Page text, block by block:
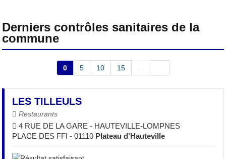
Derniers contrôles sanitaires de la
commune
0 5 10 15 ...
LES TILLEULS
Restaurants
4 RUE DE LA GARE - HAUTEVILLE-LOMPNES
PLACE DES FFI - 01110 Plateau d'Hauteville